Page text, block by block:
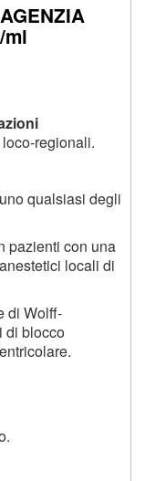
ml
regionali.
qualsiasi degli
pazienti con una
locali di
di Wolff-
di blocco